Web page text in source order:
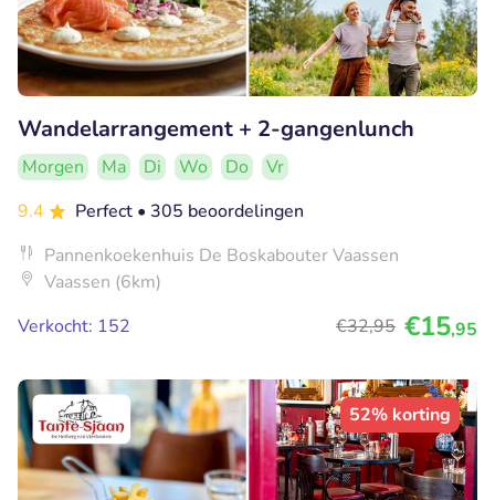
Wandelarrangement + 2-gangenlunch
Morgen Ma Di Wo Do
Vr
9.4
Perfect • 305 beoordelingen
Pannenkoekenhuis De Boskabouter Vaassen
Vaassen (6km)
Verkocht: 152
€32,95 €15,95
52% korting